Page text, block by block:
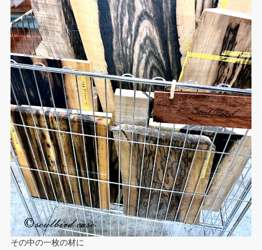
その中の一枚の材に